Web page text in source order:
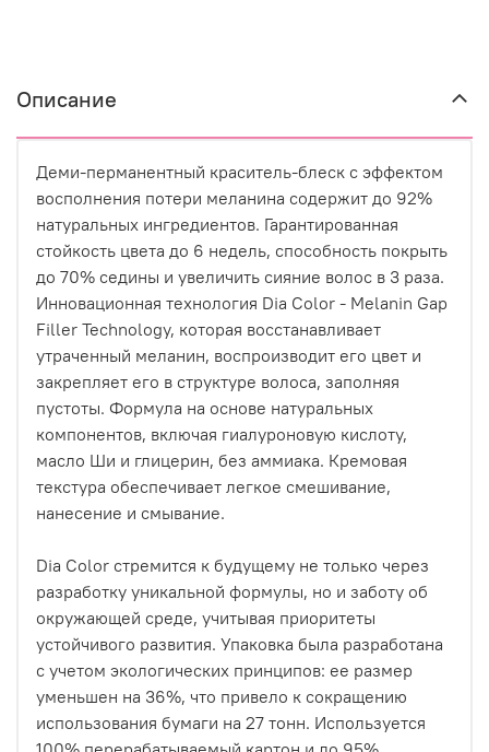
Описание
Деми-перманентный краситель-блеск с эффектом
восполнения потери меланина содержит до 92%
натуральных ингредиентов. Гарантированная
стойкость цвета до 6 недель, способность покрыть
до 70% седины и увеличить сияние волос в 3 раза.
Инновационная технология Dia Color - Melanin Gap
Filler Technology, которая восстанавливает
утраченный меланин, воспроизводит его цвет и
закрепляет его в структуре волоса, заполняя
пустоты. Формула на основе натуральных
компонентов, включая гиалуроновую кислоту,
масло Ши и глицерин, без аммиака. Кремовая
текстура обеспечивает легкое смешивание,
нанесение и смывание.
Dia Color стремится к будущему не только через
разработку уникальной формулы, но и заботу об
окружающей среде, учитывая приоритеты
устойчивого развития. Упаковка была разработана
с учетом экологических принципов: ее размер
уменьшен на 36%, что привело к сокращению
использования бумаги на 27 тонн. Используется